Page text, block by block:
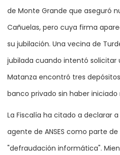
de Monte Grande que aseguró
Cañuelas, pero cuya firma
su jubilación. Una vecina de
jubilada cuando intentó solicitar
Matanza encontró tres
banco privado sin haber
La Fiscalía ha citado a declarar
agente de ANSES como parte
"defraudación informática".